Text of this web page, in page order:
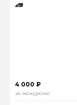
4 000 ₽
за экскурсию